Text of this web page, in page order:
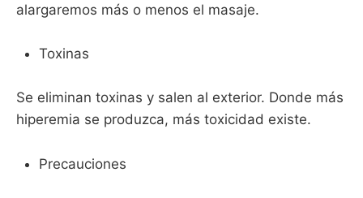
alargaremos más o menos el masaje.
Toxinas
Se eliminan toxinas y salen al exterior. Donde más
hiperemia se produzca, más toxicidad existe.
Precauciones